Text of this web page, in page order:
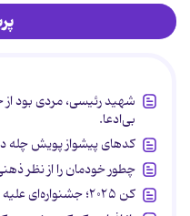
شهید رئیسی، مردی بود
بی‌ادعا.
کدهای پیشواز پویش چله
چطور خودمان را از نظر ذهنی ۳۸ برابر قوی‌تر
کن ۲۰۲۵؛ جشنواره‌ای علیه خانواده